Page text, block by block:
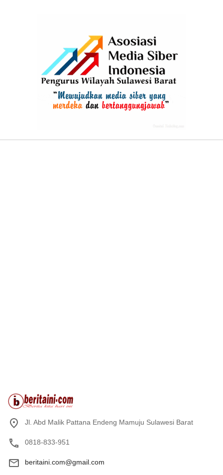
Jl. Abd Malik Pattana Endeng Mamuju Sulawesi Barat
0818-833-951
beritaini.com@gmail.com